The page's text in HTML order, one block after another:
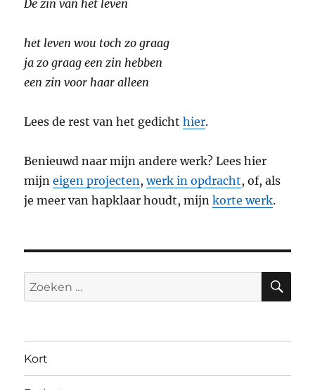
De zin van het leven
het leven wou toch zo graag
ja zo graag een zin hebben
een zin voor haar alleen
Lees de rest van het gedichthier.
Benieuwd naar mijn andere werk? Lees hier
mijneigen projecten,werk in opdracht, of, als
je meer van hapklaar houdt, mijnkorte werk.
Zoeken
naar:
Kort